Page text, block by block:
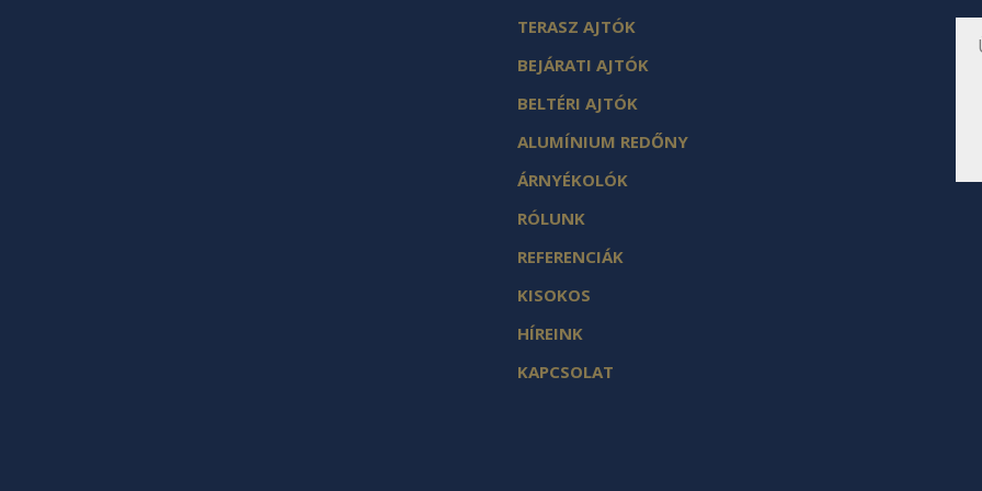
TERASZ AJTÓK
BEJÁRATI AJTÓK
BELTÉRI AJTÓK
ALUMÍNIUM REDŐNY
ÁRNYÉKOLÓK
RÓLUNK
REFERENCIÁK
KISOKOS
HÍREINK
KAPCSOLAT